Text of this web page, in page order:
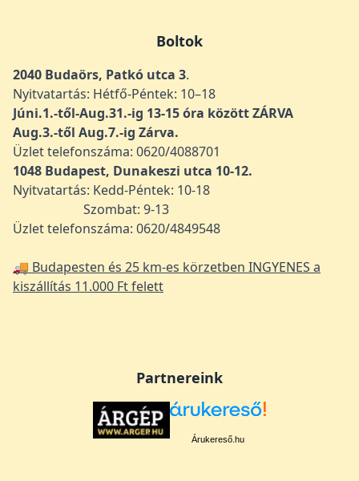
Boltok
2040 Budaörs, Patkó utca 3.
Nyitvatartás: Hétfő-Péntek: 10–18
Júni.1.-től-Aug.31.-ig 13-15 óra között ZÁRVA
Aug.3.-től Aug.7.-ig Zárva.
Üzlet telefonszáma: 0620/4088701
1048 Budapest, Dunakeszi utca 10-12.
Nyitvatartás: Kedd-Péntek: 10-18
Szombat: 9-13
Üzlet telefonszáma: 0620/4849548
🚚 Budapesten és 25 km-es körzetben INGYENES a
kiszállítás 11.000 Ft felett
Partnereink
Árukereső.hu